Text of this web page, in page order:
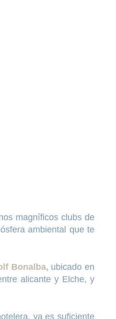
magníficos clubs de
ambiental que te
Bonalba, ubicado en
alicante y Elche, y
ya es suficiente